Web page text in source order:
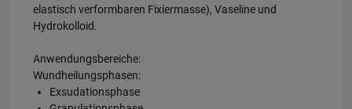
elastisch verformbaren Fixiermasse), Vaseline und
Hydrokolloid.
Anwendungsbereiche:
Wundheilungsphasen:
Exsudationsphase